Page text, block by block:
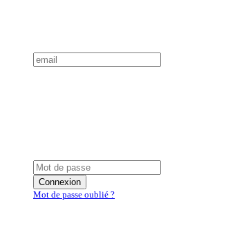
Connexion
Mot de passe oublié ?